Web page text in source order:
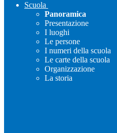
Scuola
Panoramica
Presentazione
I luoghi
Le persone
I numeri della scuola
Le carte della scuola
Organizzazione
La storia